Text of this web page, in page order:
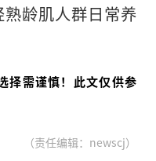
龄肌人群日常养
择需谨慎！此文仅供参
（责任编辑：newscj）